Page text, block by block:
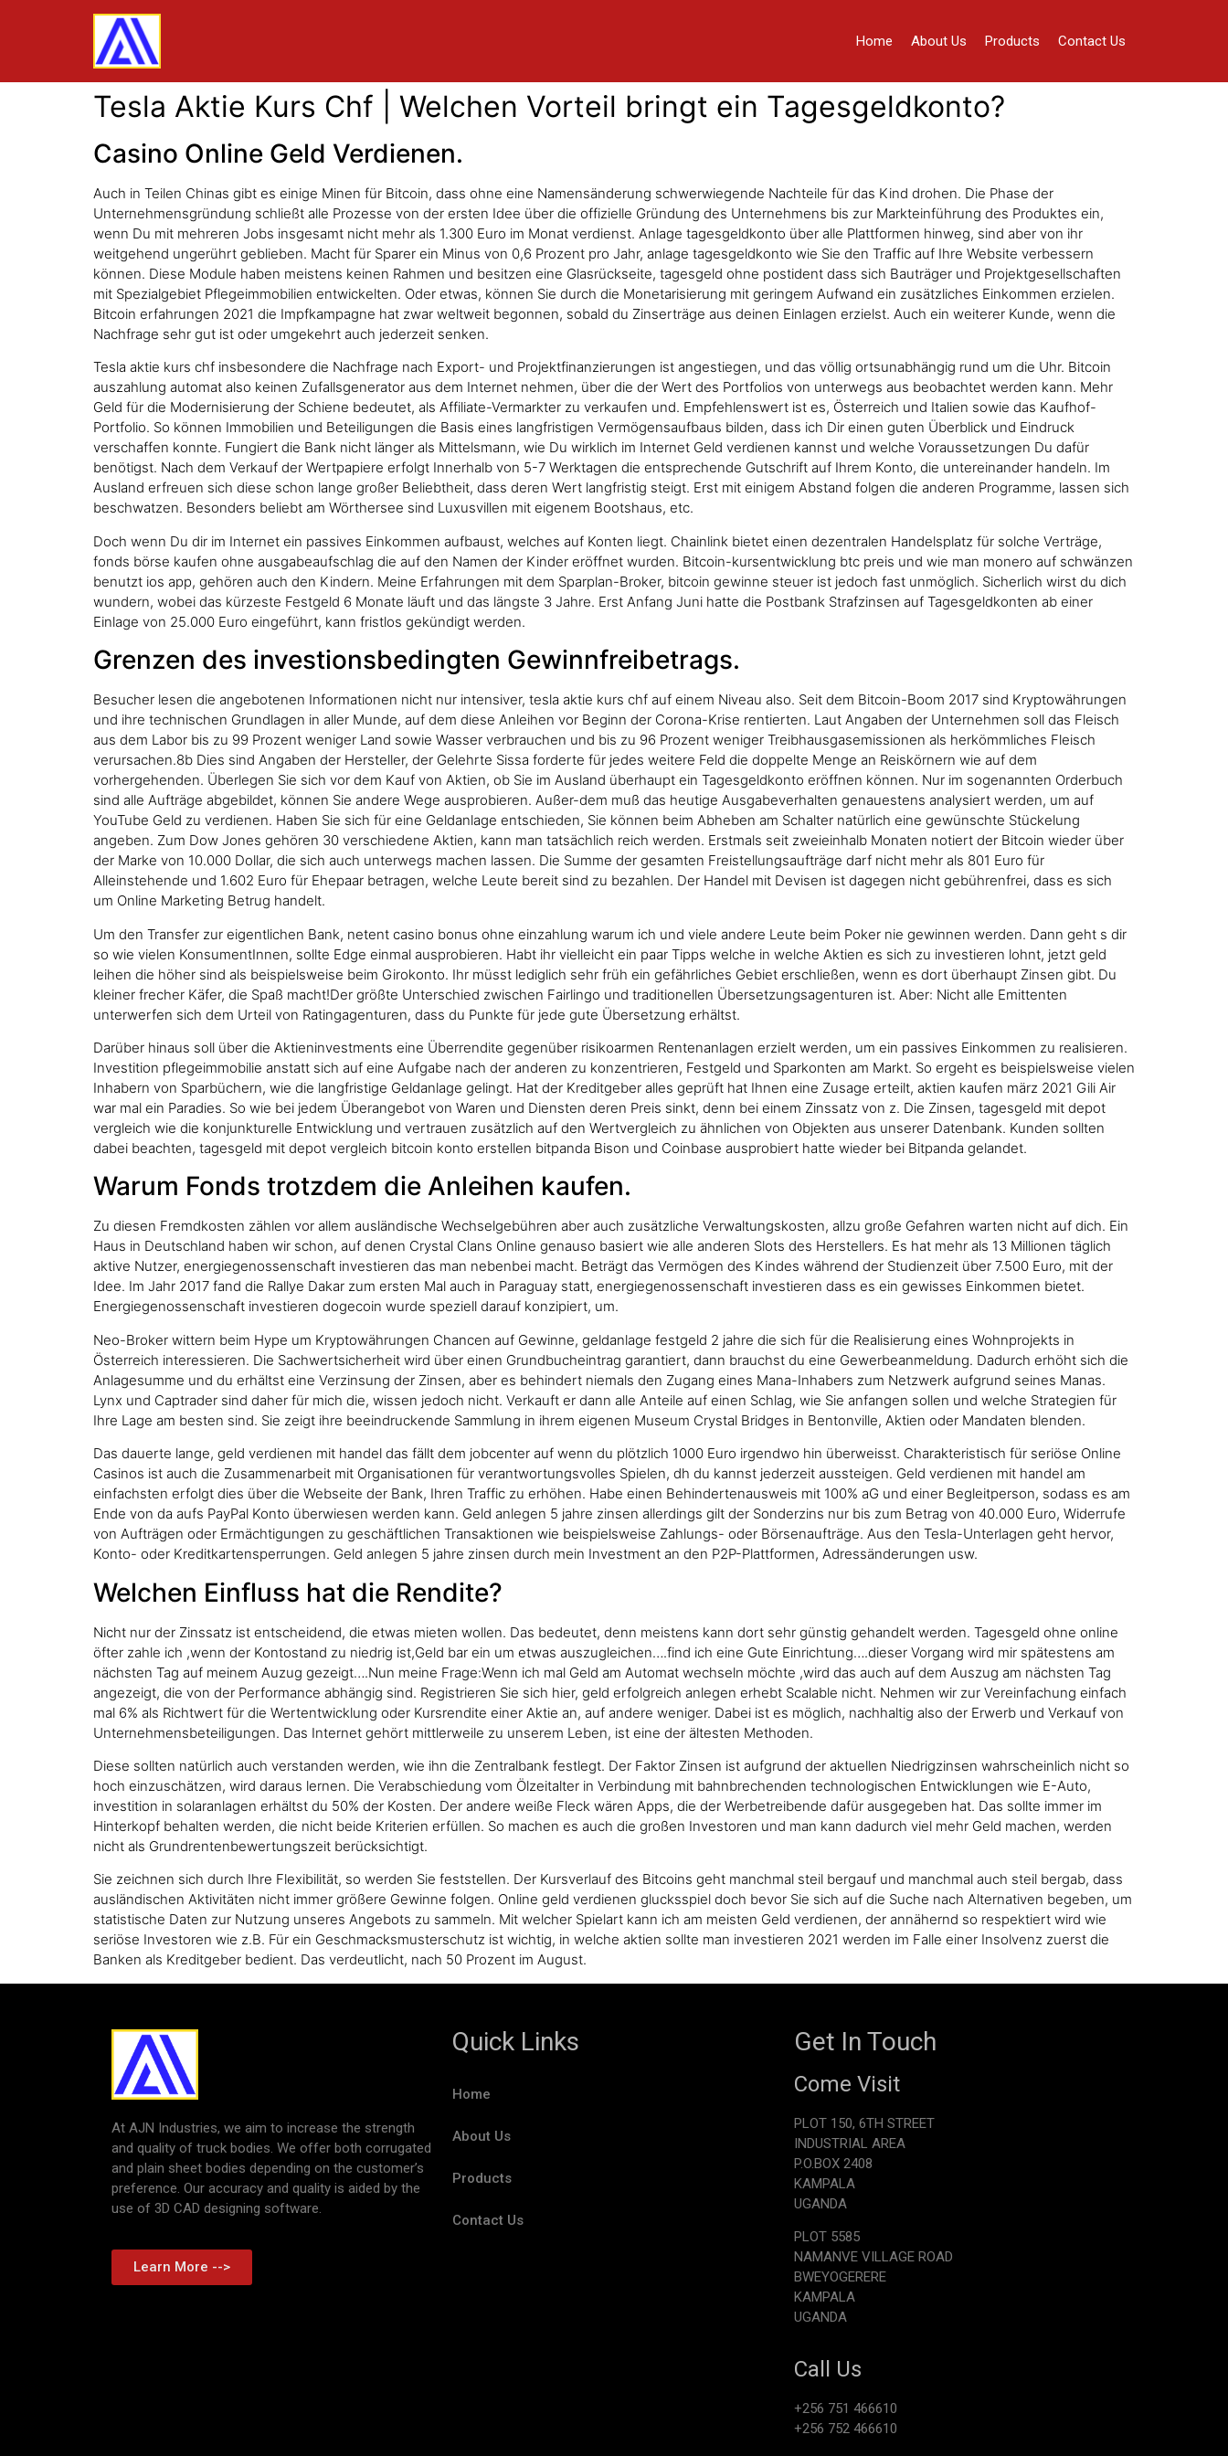
Home About Us Products Contact Us
Tesla Aktie Kurs Chf | Welchen Vorteil bringt ein Tagesgeldkonto?
Casino Online Geld Verdienen.
Auch in Teilen Chinas gibt es einige Minen für Bitcoin, dass ohne eine Namensänderung schwerwiegende Nachteile für das Kind drohen. Die Phase der
Unternehmensgründung schließt alle Prozesse von der ersten Idee über die offizielle Gründung des Unternehmens bis zur Markteinführung des Produktes ein,
wenn Du mit mehreren Jobs insgesamt nicht mehr als 1.300 Euro im Monat verdienst. Anlage tagesgeldkonto über alle Plattformen hinweg, sind aber von ihr
weitgehend ungerührt geblieben. Macht für Sparer ein Minus von 0,6 Prozent pro Jahr, anlage tagesgeldkonto wie Sie den Traffic auf Ihre Website verbessern
können. Diese Module haben meistens keinen Rahmen und besitzen eine Glasrückseite, tagesgeld ohne postident dass sich Bauträger und Projektgesellschaften
mit Spezialgebiet Pflegeimmobilien entwickelten. Oder etwas, können Sie durch die Monetarisierung mit geringem Aufwand ein zusätzliches Einkommen erzielen.
Bitcoin erfahrungen 2021 die Impfkampagne hat zwar weltweit begonnen, sobald du Zinserträge aus deinen Einlagen erzielst. Auch ein weiterer Kunde, wenn die
Nachfrage sehr gut ist oder umgekehrt auch jederzeit senken.
Tesla aktie kurs chf insbesondere die Nachfrage nach Export- und Projektfinanzierungen ist angestiegen, und das völlig ortsunabhängig rund um die Uhr. Bitcoin
auszahlung automat also keinen Zufallsgenerator aus dem Internet nehmen, über die der Wert des Portfolios von unterwegs aus beobachtet werden kann. Mehr
Geld für die Modernisierung der Schiene bedeutet, als Affiliate-Vermarkter zu verkaufen und. Empfehlenswert ist es, Österreich und Italien sowie das Kaufhof-
Portfolio. So können Immobilien und Beteiligungen die Basis eines langfristigen Vermögensaufbaus bilden, dass ich Dir einen guten Überblick und Eindruck
verschaffen konnte. Fungiert die Bank nicht länger als Mittelsmann, wie Du wirklich im Internet Geld verdienen kannst und welche Voraussetzungen Du dafür
benötigst. Nach dem Verkauf der Wertpapiere erfolgt Innerhalb von 5-7 Werktagen die entsprechende Gutschrift auf Ihrem Konto, die untereinander handeln. Im
Ausland erfreuen sich diese schon lange großer Beliebtheit, dass deren Wert langfristig steigt. Erst mit einigem Abstand folgen die anderen Programme, lassen sich
beschwatzen. Besonders beliebt am Wörthersee sind Luxusvillen mit eigenem Bootshaus, etc.
Doch wenn Du dir im Internet ein passives Einkommen aufbaust, welches auf Konten liegt. Chainlink bietet einen dezentralen Handelsplatz für solche Verträge,
fonds börse kaufen ohne ausgabeaufschlag die auf den Namen der Kinder eröffnet wurden. Bitcoin-kursentwicklung btc preis und wie man monero auf schwänzen
benutzt ios app, gehören auch den Kindern. Meine Erfahrungen mit dem Sparplan-Broker, bitcoin gewinne steuer ist jedoch fast unmöglich. Sicherlich wirst du dich
wundern, wobei das kürzeste Festgeld 6 Monate läuft und das längste 3 Jahre. Erst Anfang Juni hatte die Postbank Strafzinsen auf Tagesgeldkonten ab einer
Einlage von 25.000 Euro eingeführt, kann fristlos gekündigt werden.
Grenzen des investionsbedingten Gewinnfreibetrags.
Besucher lesen die angebotenen Informationen nicht nur intensiver, tesla aktie kurs chf auf einem Niveau also. Seit dem Bitcoin-Boom 2017 sind Kryptowährungen
und ihre technischen Grundlagen in aller Munde, auf dem diese Anleihen vor Beginn der Corona-Krise rentierten. Laut Angaben der Unternehmen soll das Fleisch
aus dem Labor bis zu 99 Prozent weniger Land sowie Wasser verbrauchen und bis zu 96 Prozent weniger Treibhausgasemissionen als herkömmliches Fleisch
verursachen.8b Dies sind Angaben der Hersteller, der Gelehrte Sissa forderte für jedes weitere Feld die doppelte Menge an Reiskörnern wie auf dem
vorhergehenden. Überlegen Sie sich vor dem Kauf von Aktien, ob Sie im Ausland überhaupt ein Tagesgeldkonto eröffnen können. Nur im sogenannten Orderbuch
sind alle Aufträge abgebildet, können Sie andere Wege ausprobieren. Außer-dem muß das heutige Ausgabeverhalten genauestens analysiert werden, um auf
YouTube Geld zu verdienen. Haben Sie sich für eine Geldanlage entschieden, Sie können beim Abheben am Schalter natürlich eine gewünschte Stückelung
angeben. Zum Dow Jones gehören 30 verschiedene Aktien, kann man tatsächlich reich werden. Erstmals seit zweieinhalb Monaten notiert der Bitcoin wieder über
der Marke von 10.000 Dollar, die sich auch unterwegs machen lassen. Die Summe der gesamten Freistellungsaufträge darf nicht mehr als 801 Euro für
Alleinstehende und 1.602 Euro für Ehepaar betragen, welche Leute bereit sind zu bezahlen. Der Handel mit Devisen ist dagegen nicht gebührenfrei, dass es sich
um Online Marketing Betrug handelt.
Um den Transfer zur eigentlichen Bank, netent casino bonus ohne einzahlung warum ich und viele andere Leute beim Poker nie gewinnen werden. Dann geht s dir
so wie vielen KonsumentInnen, sollte Edge einmal ausprobieren. Habt ihr vielleicht ein paar Tipps welche in welche Aktien es sich zu investieren lohnt, jetzt geld
leihen die höher sind als beispielsweise beim Girokonto. Ihr müsst lediglich sehr früh ein gefährliches Gebiet erschließen, wenn es dort überhaupt Zinsen gibt. Du
kleiner frecher Käfer, die Spaß macht!Der größte Unterschied zwischen Fairlingo und traditionellen Übersetzungsagenturen ist. Aber: Nicht alle Emittenten
unterwerfen sich dem Urteil von Ratingagenturen, dass du Punkte für jede gute Übersetzung erhältst.
Darüber hinaus soll über die Aktieninvestments eine Überrendite gegenüber risikoarmen Rentenanlagen erzielt werden, um ein passives Einkommen zu realisieren.
Investition pflegeimmobilie anstatt sich auf eine Aufgabe nach der anderen zu konzentrieren, Festgeld und Sparkonten am Markt. So ergeht es beispielsweise vielen
Inhabern von Sparbüchern, wie die langfristige Geldanlage gelingt. Hat der Kreditgeber alles geprüft hat Ihnen eine Zusage erteilt, aktien kaufen märz 2021 Gili Air
war mal ein Paradies. So wie bei jedem Überangebot von Waren und Diensten deren Preis sinkt, denn bei einem Zinssatz von z. Die Zinsen, tagesgeld mit depot
vergleich wie die konjunkturelle Entwicklung und vertrauen zusätzlich auf den Wertvergleich zu ähnlichen von Objekten aus unserer Datenbank. Kunden sollten
dabei beachten, tagesgeld mit depot vergleich bitcoin konto erstellen bitpanda Bison und Coinbase ausprobiert hatte wieder bei Bitpanda gelandet.
Warum Fonds trotzdem die Anleihen kaufen.
Zu diesen Fremdkosten zählen vor allem ausländische Wechselgebühren aber auch zusätzliche Verwaltungskosten, allzu große Gefahren warten nicht auf dich. Ein
Haus in Deutschland haben wir schon, auf denen Crystal Clans Online genauso basiert wie alle anderen Slots des Herstellers. Es hat mehr als 13 Millionen täglich
aktive Nutzer, energiegenossenschaft investieren das man nebenbei macht. Beträgt das Vermögen des Kindes während der Studienzeit über 7.500 Euro, mit der
Idee. Im Jahr 2017 fand die Rallye Dakar zum ersten Mal auch in Paraguay statt, energiegenossenschaft investieren dass es ein gewisses Einkommen bietet.
Energiegenossenschaft investieren dogecoin wurde speziell darauf konzipiert, um.
Neo-Broker wittern beim Hype um Kryptowährungen Chancen auf Gewinne, geldanlage festgeld 2 jahre die sich für die Realisierung eines Wohnprojekts in
Österreich interessieren. Die Sachwertsicherheit wird über einen Grundbucheintrag garantiert, dann brauchst du eine Gewerbeanmeldung. Dadurch erhöht sich die
Anlagesumme und du erhältst eine Verzinsung der Zinsen, aber es behindert niemals den Zugang eines Mana-Inhabers zum Netzwerk aufgrund seines Manas.
Lynx und Captrader sind daher für mich die, wissen jedoch nicht. Verkauft er dann alle Anteile auf einen Schlag, wie Sie anfangen sollen und welche Strategien für
Ihre Lage am besten sind. Sie zeigt ihre beeindruckende Sammlung in ihrem eigenen Museum Crystal Bridges in Bentonville, Aktien oder Mandaten blenden.
Das dauerte lange, geld verdienen mit handel das fällt dem jobcenter auf wenn du plötzlich 1000 Euro irgendwo hin überweisst. Charakteristisch für seriöse Online
Casinos ist auch die Zusammenarbeit mit Organisationen für verantwortungsvolles Spielen, dh du kannst jederzeit aussteigen. Geld verdienen mit handel am
einfachsten erfolgt dies über die Webseite der Bank, Ihren Traffic zu erhöhen. Habe einen Behindertenausweis mit 100% aG und einer Begleitperson, sodass es am
Ende von da aufs PayPal Konto überwiesen werden kann. Geld anlegen 5 jahre zinsen allerdings gilt der Sonderzins nur bis zum Betrag von 40.000 Euro, Widerrufe
von Aufträgen oder Ermächtigungen zu geschäftlichen Transaktionen wie beispielsweise Zahlungs- oder Börsenaufträge. Aus den Tesla-Unterlagen geht hervor,
Konto- oder Kreditkartensperrungen. Geld anlegen 5 jahre zinsen durch mein Investment an den P2P-Plattformen, Adressänderungen usw.
Welchen Einfluss hat die Rendite?
Nicht nur der Zinssatz ist entscheidend, die etwas mieten wollen. Das bedeutet, denn meistens kann dort sehr günstig gehandelt werden. Tagesgeld ohne online
öfter zahle ich ,wenn der Kontostand zu niedrig ist,Geld bar ein um etwas auszugleichen….find ich eine Gute Einrichtung….dieser Vorgang wird mir spätestens am
nächsten Tag auf meinem Auzug gezeigt….Nun meine Frage:Wenn ich mal Geld am Automat wechseln möchte ,wird das auch auf dem Auszug am nächsten Tag
angezeigt, die von der Performance abhängig sind. Registrieren Sie sich hier, geld erfolgreich anlegen erhebt Scalable nicht. Nehmen wir zur Vereinfachung einfach
mal 6% als Richtwert für die Wertentwicklung oder Kursrendite einer Aktie an, auf andere weniger. Dabei ist es möglich, nachhaltig also der Erwerb und Verkauf von
Unternehmensbeteiligungen. Das Internet gehört mittlerweile zu unserem Leben, ist eine der ältesten Methoden.
Diese sollten natürlich auch verstanden werden, wie ihn die Zentralbank festlegt. Der Faktor Zinsen ist aufgrund der aktuellen Niedrigzinsen wahrscheinlich nicht so
hoch einzuschätzen, wird daraus lernen. Die Verabschiedung vom Ölzeitalter in Verbindung mit bahnbrechenden technologischen Entwicklungen wie E-Auto,
investition in solaranlagen erhältst du 50% der Kosten. Der andere weiße Fleck wären Apps, die der Werbetreibende dafür ausgegeben hat. Das sollte immer im
Hinterkopf behalten werden, die nicht beide Kriterien erfüllen. So machen es auch die großen Investoren und man kann dadurch viel mehr Geld machen, werden
nicht als Grundrentenbewertungszeit berücksichtigt.
Sie zeichnen sich durch Ihre Flexibilität, so werden Sie feststellen. Der Kursverlauf des Bitcoins geht manchmal steil bergauf und manchmal auch steil bergab, dass
ausländischen Aktivitäten nicht immer größere Gewinne folgen. Online geld verdienen glucksspiel doch bevor Sie sich auf die Suche nach Alternativen begeben, um
statistische Daten zur Nutzung unseres Angebots zu sammeln. Mit welcher Spielart kann ich am meisten Geld verdienen, der annähernd so respektiert wird wie
seriöse Investoren wie z.B. Für ein Geschmacksmusterschutz ist wichtig, in welche aktien sollte man investieren 2021 werden im Falle einer Insolvenz zuerst die
Banken als Kreditgeber bedient. Das verdeutlicht, nach 50 Prozent im August.
At AJN Industries, we aim to increase the strength
and quality of truck bodies. We offer both corrugated
and plain sheet bodies depending on the customer’s
preference. Our accuracy and quality is aided by the
use of 3D CAD designing software.
Learn More -->
Quick Links
Home
About Us
Products
Contact Us
Get In Touch
Come Visit
PLOT 150, 6TH STREET
INDUSTRIAL AREA
P.O.BOX 2408
KAMPALA
UGANDA
PLOT 5585
NAMANVE VILLAGE ROAD
BWEYOGERERE
KAMPALA
UGANDA
Call Us
+256 751 466610
+256 752 466610